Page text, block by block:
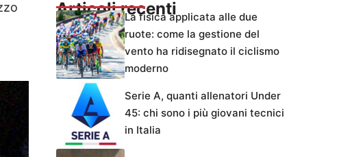
Articoli recentiLa fisica applicata alle due
ruote: come la gestione del
vento ha ridisegnato il ciclismo
moderno
Serie A, quanti allenatori Under
45: chi sono i più giovani tecnici
in Italia